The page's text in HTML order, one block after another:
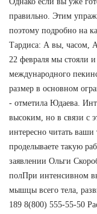
правильно. Этим
поэтому подробно на
Тардиса: А вы, часом,
22 февраля мы стояли
международного
размер в основном
- отметила Юдаева.
высоким, но в связи с
интересно читать ваши
проделываете такую
заявлении Ольги
полПри интенсивном
мышцы всего тела,
189 8(800) 555-55-50